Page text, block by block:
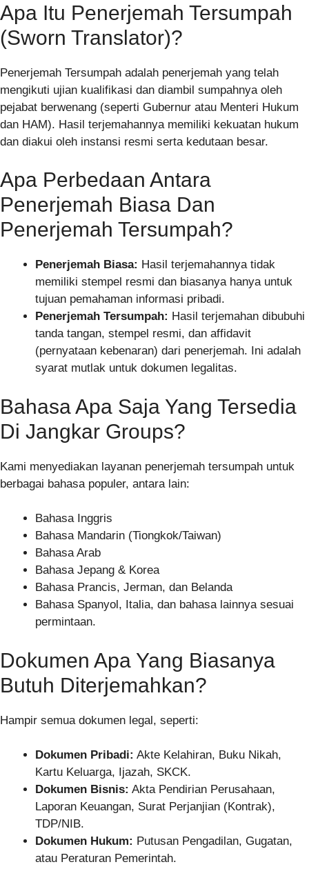
Apa Itu Penerjemah Tersumpah
(Sworn Translator)?
Penerjemah Tersumpah adalah penerjemah yang telah
mengikuti ujian kualifikasi dan diambil sumpahnya oleh
pejabat berwenang (seperti Gubernur atau Menteri Hukum
dan HAM). Hasil terjemahannya memiliki kekuatan hukum
dan diakui oleh instansi resmi serta kedutaan besar.
Apa Perbedaan Antara
Penerjemah Biasa Dan
Penerjemah Tersumpah?
Penerjemah Biasa: Hasil terjemahannya tidak
memiliki stempel resmi dan biasanya hanya untuk
tujuan pemahaman informasi pribadi.
Penerjemah Tersumpah: Hasil terjemahan dibubuhi
tanda tangan, stempel resmi, dan affidavit
(pernyataan kebenaran) dari penerjemah. Ini adalah
syarat mutlak untuk dokumen legalitas.
Bahasa Apa Saja Yang Tersedia
Di Jangkar Groups?
Kami menyediakan layanan penerjemah tersumpah untuk
berbagai bahasa populer, antara lain:
Bahasa Inggris
Bahasa Mandarin (Tiongkok/Taiwan)
Bahasa Arab
Bahasa Jepang & Korea
Bahasa Prancis, Jerman, dan Belanda
Bahasa Spanyol, Italia, dan bahasa lainnya sesuai
permintaan.
Dokumen Apa Yang Biasanya
Butuh Diterjemahkan?
Hampir semua dokumen legal, seperti:
Dokumen Pribadi: Akte Kelahiran, Buku Nikah,
Kartu Keluarga, Ijazah, SKCK.
Dokumen Bisnis: Akta Pendirian Perusahaan,
Laporan Keuangan, Surat Perjanjian (Kontrak),
TDP/NIB.
Dokumen Hukum: Putusan Pengadilan, Gugatan,
atau Peraturan Pemerintah.